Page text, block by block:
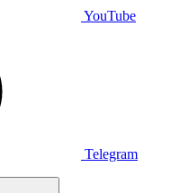
YouTube
Telegram